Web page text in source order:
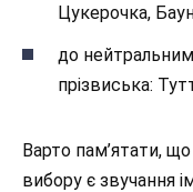
Цукерочка,
до
прізвиська:
Варто пам’ятати,
вибору є звучання